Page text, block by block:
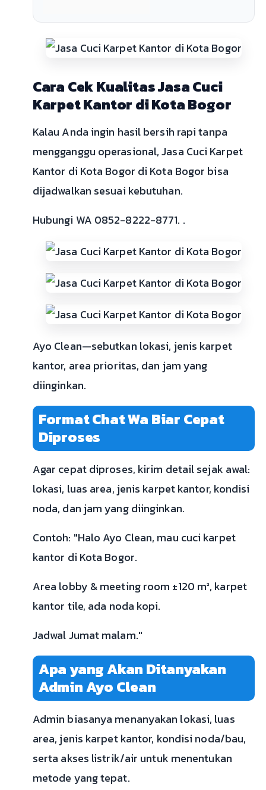
Cara Cek Kualitas Jasa Cuci
Karpet Kantor di Kota Bogor
Kalau Anda ingin hasil bersih rapi tanpa
mengganggu operasional, Jasa Cuci Karpet
Kantor di Kota Bogor di Kota Bogor bisa
dijadwalkan sesuai kebutuhan.
Hubungi WA 0852-8222-8771. .
Ayo Clean—sebutkan lokasi, jenis karpet
kantor, area prioritas, dan jam yang
diinginkan.
Format Chat Wa Biar Cepat
Diproses
Agar cepat diproses, kirim detail sejak awal:
lokasi, luas area, jenis karpet kantor, kondisi
noda, dan jam yang diinginkan.
Contoh: "Halo Ayo Clean, mau cuci karpet
kantor di Kota Bogor.
Area lobby & meeting room ±120 m², karpet
kantor tile, ada noda kopi.
Jadwal Jumat malam."
Apa yang Akan Ditanyakan
Admin Ayo Clean
Admin biasanya menanyakan lokasi, luas
area, jenis karpet kantor, kondisi noda/bau,
serta akses listrik/air untuk menentukan
metode yang tepat.